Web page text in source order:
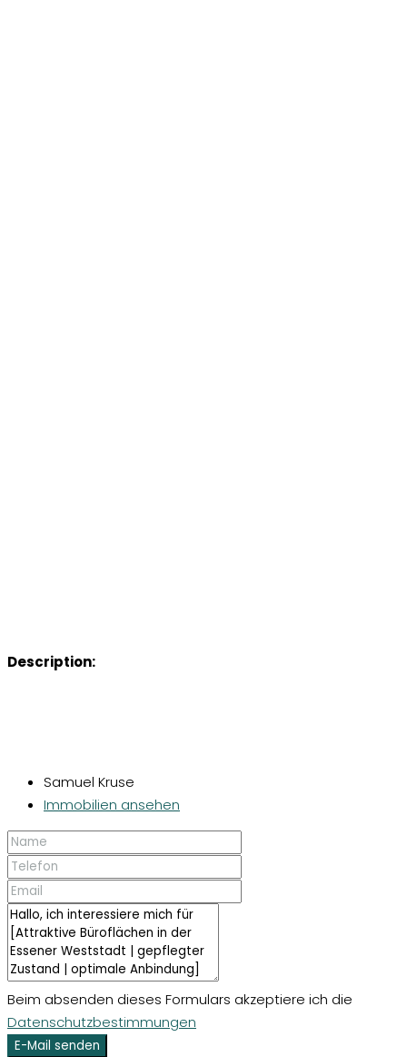
Description:
Samuel Kruse
Immobilien ansehen
Beim absenden dieses Formulars akzeptiere ich die
Datenschutzbestimmungen
E-Mail senden